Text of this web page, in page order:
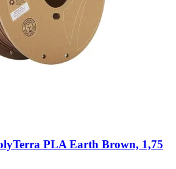
PLA Earth Brown, 1,75